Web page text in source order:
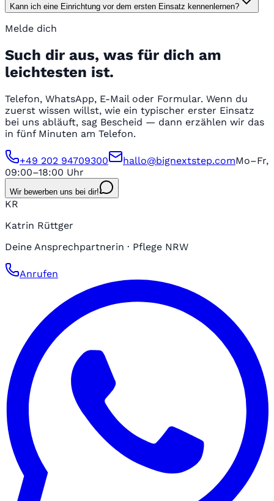
Kann ich eine Einrichtung vor dem ersten Einsatz kennenlernen?
Melde dich
Such dir aus, was für dich am
leichtesten ist.
Telefon, WhatsApp, E-Mail oder Formular. Wenn du
zuerst wissen willst, wie ein typischer erster Einsatz
bei uns abläuft, sag Bescheid — dann erzählen wir das
in fünf Minuten am Telefon.
+49 202 94709300 hallo@bignextstep.comMo–Fr,
09:00–18:00 Uhr
Wir bewerben uns bei dir!
KR
Katrin Rüttger
Deine Ansprechpartnerin · Pflege NRW
Anrufen